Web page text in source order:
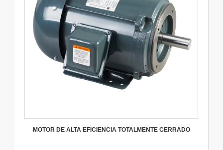
MOTOR DE ALTA EFICIENCIA TOTALMENTE CERRADO